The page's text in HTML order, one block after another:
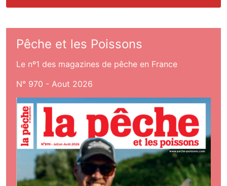
Pêche et les Poissons
Le nº1 des magazines de pêche en France
N° 970 - Aout 2026